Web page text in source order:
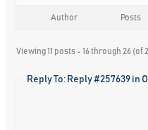
Author Posts
Viewing 11 posts - 16 through 26 (of
Reply To: Reply #257639 in